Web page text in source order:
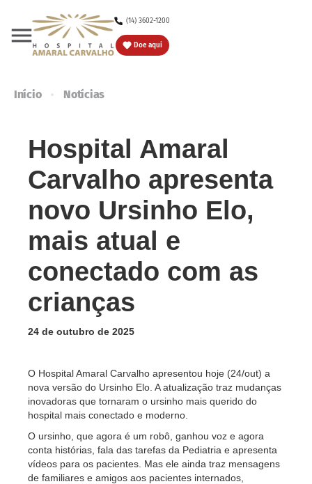
(14) 3602-1200
Doe aqui
Doe
Início Notícias
Hospital Amaral
Carvalho apresenta
novo Ursinho Elo,
mais atual e
conectado com as
crianças
24 de outubro de 2025
O Hospital Amaral Carvalho apresentou hoje (24/out) a
nova versão do Ursinho Elo. A atualização traz mudanças
inovadoras que tornaram o ursinho mais querido do
hospital mais conectado e moderno.
O ursinho, que agora é um robô, ganhou voz e agora
conta histórias, fala das tarefas da Pediatria e apresenta
vídeos para os pacientes. Mas ele ainda traz mensagens
de familiares e amigos aos pacientes internados,